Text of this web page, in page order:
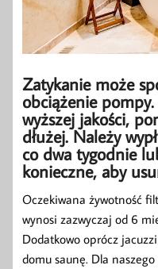
Zatykanie może
obciążenie
wyższej jakości,
dłużej. Należy
co dwa tygodnie
konieczne, aby
Oczekiwana żywotność
wynosi zazwyczaj od 6
Dodatkowo oprócz
domu saunę. Dla